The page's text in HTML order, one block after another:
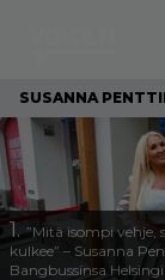
SUSANNA
1.”Mitä isompi vehje,
kulkee” – Susanna
Bangbussinsa